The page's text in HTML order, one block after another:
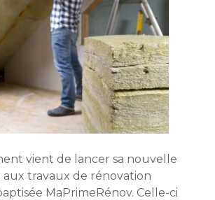
vient de lancer sa nouvelle
aux travaux de rénovation
MaPrimeRénov. Celle-ci